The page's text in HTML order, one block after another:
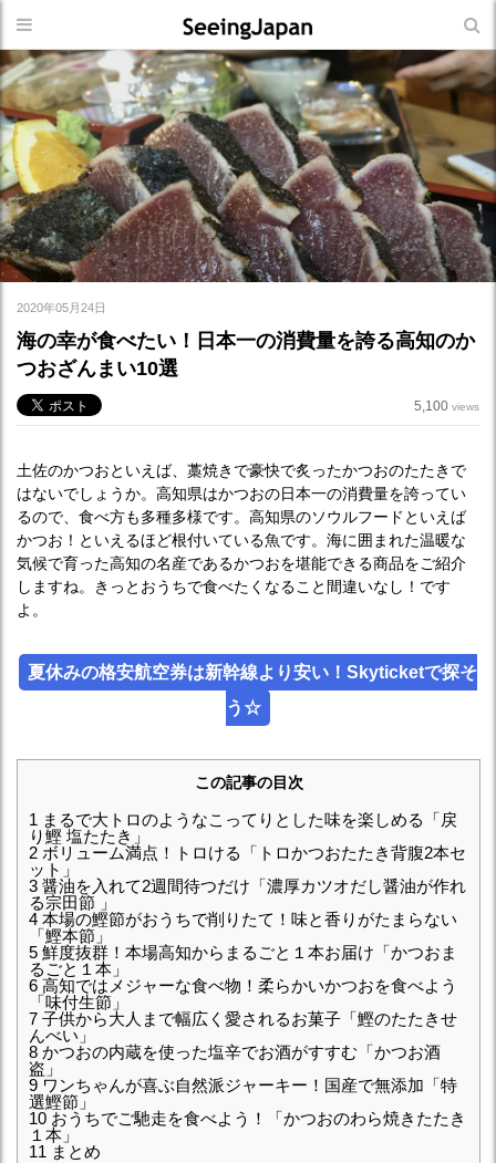
2020年05月24日
海の幸が食べたい！日本一の消費量を誇る高知のか
つおざんまい10選
5,100 views
土佐のかつおといえば、藁焼きで豪快で炙ったかつおのたたきで
はないでしょうか。高知県はかつおの日本一の消費量を誇ってい
るので、食べ方も多種多様です。高知県のソウルフードといえば
かつお！といえるほど根付いている魚です。海に囲まれた温暖な
気候で育った高知の名産であるかつおを堪能できる商品をご紹介
しますね。きっとおうちで食べたくなること間違いなし！です
よ。
夏休みの格安航空券は新幹線より安い！Skyticketで探そ
う☆
この記事の目次
1 まるで大トロのようなこってりとした味を楽しめる「戻
り鰹 塩たたき」
2 ボリューム満点！トロける「トロかつおたたき背腹2本セ
ット」
3 醤油を入れて2週間待つだけ「濃厚カツオだし醤油が作れ
る宗田節 」
4 本場の鰹節がおうちで削りたて！味と香りがたまらない
「鰹本節」
5 鮮度抜群！本場高知からまるごと１本お届け「かつおま
るごと１本」
6 高知ではメジャーな食べ物！柔らかいかつおを食べよう
「味付生節」
7 子供から大人まで幅広く愛されるお菓子「鰹のたたきせ
んべい」
8 かつおの内蔵を使った塩辛でお酒がすすむ「かつお酒
盗」
9 ワンちゃんが喜ぶ自然派ジャーキー！国産で無添加「特
選鰹節」
10 おうちでご馳走を食べよう！「かつおのわら焼きたたき
１本」
11 まとめ